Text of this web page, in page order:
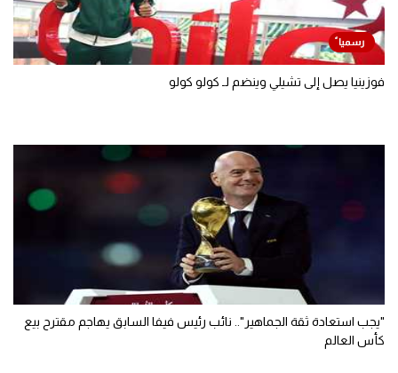
فوزينيا يصل إلى تشيلي وينضم لـ كولو كولو
"يجب استعادة ثقة الجماهير".. نائب رئيس فيفا السابق يهاجم مقترح بيع
كأس العالم